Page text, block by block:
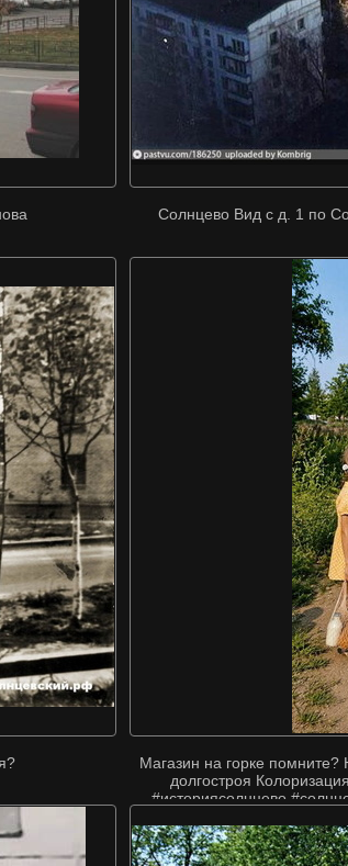
Солнцево Вид с д. 1 по
Магазин на горке
долгостроя
#историясолнцево